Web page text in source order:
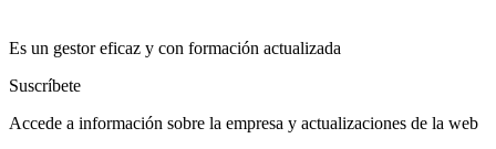
Es un gestor eficaz y con formación actualizada
Suscríbete
Accede a información sobre la empresa y actualizaciones de la web